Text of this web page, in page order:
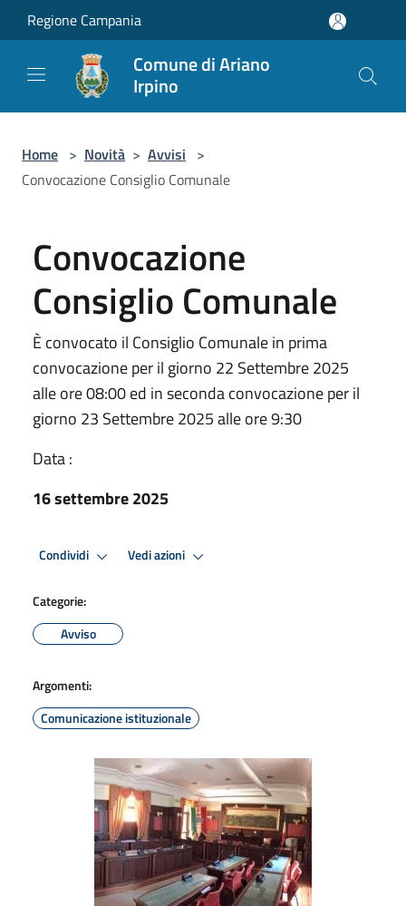
Salta al contenuto principale
Regione Campania
Comune di Ariano
Irpino
Home > Novità > Avvisi >
Convocazione Consiglio Comunale
Convocazione
Consiglio Comunale
È convocato il Consiglio Comunale in prima
convocazione per il giorno 22 Settembre 2025
alle ore 08:00 ed in seconda convocazione per il
giorno 23 Settembre 2025 alle ore 9:30
Data :
16 settembre 2025
Condividi Vedi azioni
Categorie:
Avviso
Argomenti:
Comunicazione istituzionale